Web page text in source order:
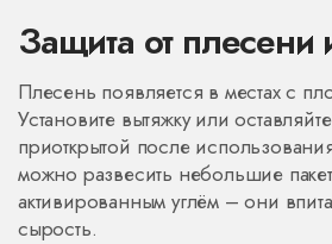
Защита от плесени
Плесень появляется в местах с
Установите вытяжку или
приоткрытой после
можно развесить небольшие
активированным углём – они
сырость.